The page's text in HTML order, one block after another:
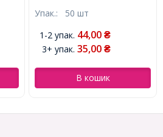
Рожевий, Розмір: 10x4мм,
Упак.: 50 шт
1-2 упак. 44,00 ₴
3+ упак. 35,00 ₴
В кошик